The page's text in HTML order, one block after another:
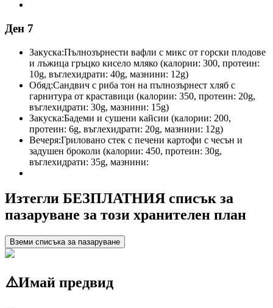
Ден 7
Закуска:Пълнозърнести вафли с микс от горски плодове
и лъжица гръцко кисело мляко (калории: 300, протеин:
10g, въглехидрати: 40g, мазнини: 12g)
Обяд:Сандвич с риба тон на пълнозърнест хляб с
гарнитура от краставици (калории: 350, протеин: 20g,
въглехидрати: 30g, мазнини: 15g)
Закуска:Бадеми и сушени кайсии (калории: 200,
протеин: 6g, въглехидрати: 20g, мазнини: 12g)
Вечеря:Гриловано стек с печени картофи с чесън и
задушен броколи (калории: 450, протеин: 30g,
въглехидрати: 35g, мазнини:
Изтегли БЕЗПЛАТНИЯ списък за
пазаруване за този хранителен план
Вземи списъка за пазаруване
⚠️Имай предвид